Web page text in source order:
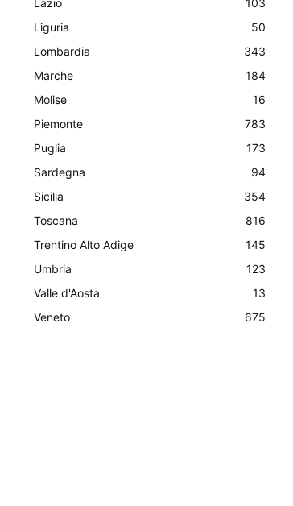
Lazio
103
Liguria
50
Lombardia
343
Marche
184
Molise
16
Piemonte
783
Puglia
173
Sardegna
94
Sicilia
354
Toscana
816
Trentino Alto Adige
145
Umbria
123
Valle d'Aosta
13
Veneto
675